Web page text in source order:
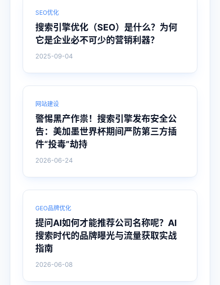
SEO优化
搜索引擎优化（SEO）是什么？为何
它是企业必不可少的营销利器？
2025-09-04
网站建设
警惕黑产作祟！搜索引擎发布安全公
告：美加墨世界杯期间严防第三方插
件“投毒”劫持
2026-06-24
GEO品牌优化
提问AI如何才能推荐公司名称呢？AI
搜索时代的品牌曝光与流量获取实战
指南
2026-06-08